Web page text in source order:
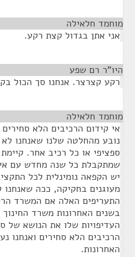
מוחמד חלאילה
אני אתן בגדול קצת רקע.
היו"ר רם שפע
רקע קצרצר. אנחנו סך הכול
מוחמד חלאילה
אי קידום הרכיבים הלא
נובע מהחלטה שלנו שאנחנו
שמתקבלת כל שנה מחדש עם
יש הקפאה נומינלית לכל
מעוגנים בחקיקה, ככה
התעריפים האלה אם המשרד
בשנים האחרונות משרד
העדיפויות שלו את הנושא של
הרכיבים הלא סחירים ואנחנו
האחרונות.